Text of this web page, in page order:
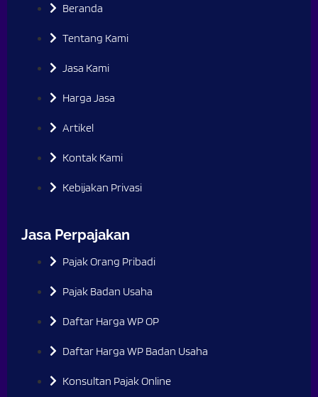
Jasa Perpajakan
Pajak Orang Pribadi
Pajak Badan Usaha
Daftar Harga WP OP
Daftar Harga WP Badan Usaha
Konsultan Pajak Online
Beranda
Tentang Kami
Jasa Kami
Harga Jasa
Artikel
Kontak Kami
Kebijakan Privasi